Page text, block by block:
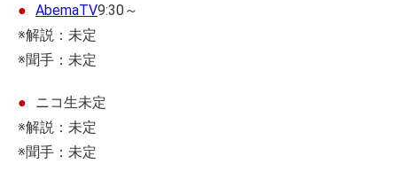
AbemaTV9:30～
※解説：未定
※聞手：未定
ニコ生未定
※解説：未定
※聞手：未定